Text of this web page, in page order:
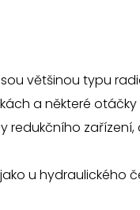
většinou typu
a některé
u hydraulického